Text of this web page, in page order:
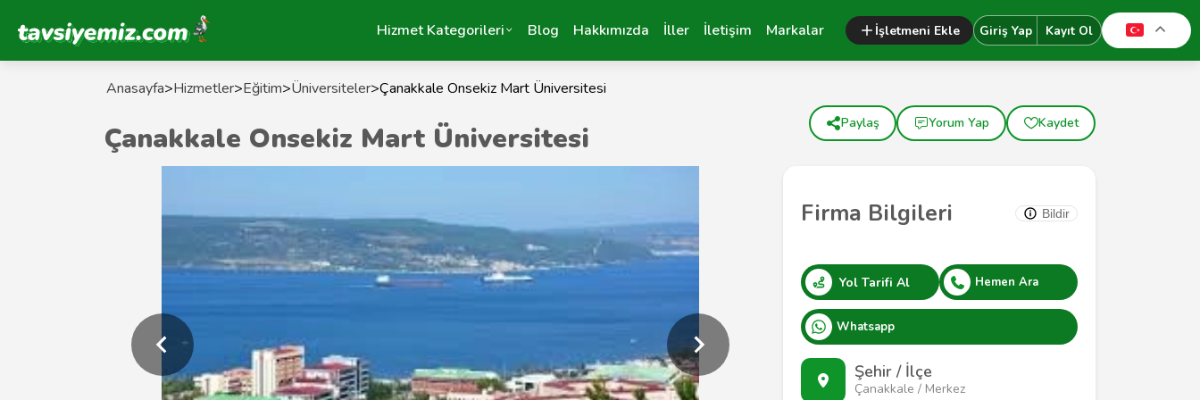
Tavsiyemiz Anasayfa Hizmet Kategorileri Blog Hakkımızda İller İletişim Markalar İşletmeni Ekle Giriş Yap Kayıt Ol
Anasayfa>Hizmetler>Eğitim>Üniversiteler>Çanakkale Onsekiz Mart Üniversitesi
Firma Bilgileri Bildir
Yol Tarifi Al Hemen Ara
Whatsapp
Şehir / İlçe
Çanakkale / Merkez
Çanakkale Onsekiz Mart Üniversitesi Paylaş Yorum Yap Kaydet